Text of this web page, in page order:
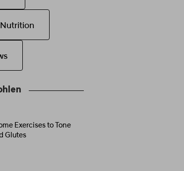
Nutrition
Exercises to Tone
Glutes